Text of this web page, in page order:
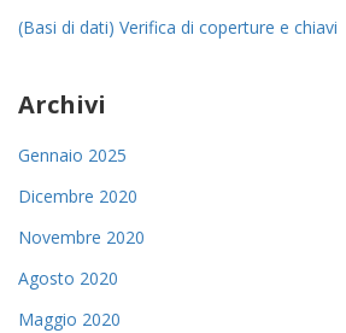
(Basi di dati) Verifica di coperture e chiavi
Archivi
Gennaio 2025
Dicembre 2020
Novembre 2020
Agosto 2020
Maggio 2020